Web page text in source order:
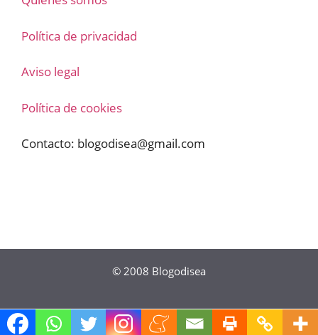
Política de privacidad
Aviso legal
Política de cookies
Contacto: blogodisea@gmail.com
© 2008 Blogodisea